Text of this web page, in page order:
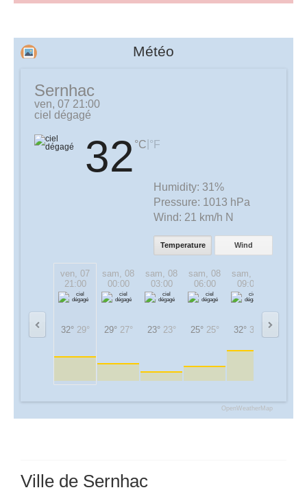
Météo
Sernhac
ven, 07 21:00
ciel dégagé
32 °C °F
Humidity: 31%
Pressure: 1013 hPa
Wind: 21 km/h N
Temperature Wind
ven, 07
21:00
32° 29°
sam, 08
00:00
29° 27°
sam, 08
03:00
23° 23°
sam, 08
06:00
25° 25°
sam, 08
09:00
32° 32°
OpenWeatherMap
Ville de Sernhac